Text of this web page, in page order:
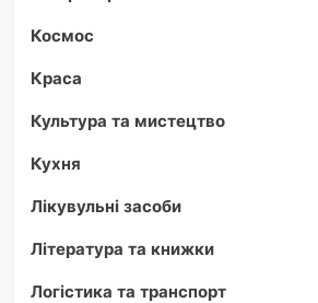
Космос
Краса
Культура та мистецтво
Кухня
Лікувульні засоби
Література та книжки
Логістика та транспорт